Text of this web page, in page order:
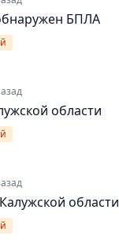
БПЛА
области
области